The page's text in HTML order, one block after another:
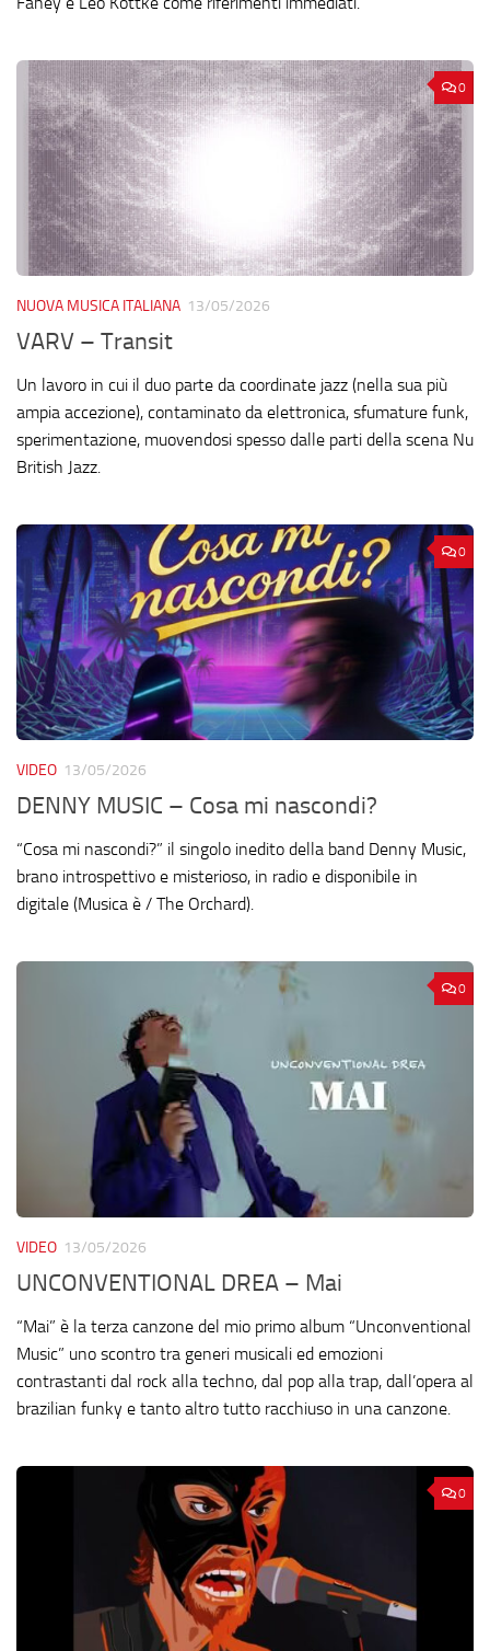
0
NUOVA MUSICA ITALIANA 13/05/2026
VARV – Transit
Un lavoro in cui il duo parte da coordinate jazz (nella sua più
ampia accezione), contaminato da elettronica, sfumature funk,
sperimentazione, muovendosi spesso dalle parti della scena Nu
British Jazz.
0
VIDEO 13/05/2026
DENNY MUSIC – Cosa mi nascondi?
“Cosa mi nascondi?” il singolo inedito della band Denny Music,
brano introspettivo e misterioso, in radio e disponibile in
digitale (Musica è / The Orchard).
0
VIDEO 13/05/2026
UNCONVENTIONAL DREA – Mai
“Mai” è la terza canzone del mio primo album “Unconventional
Music” uno scontro tra generi musicali ed emozioni
contrastanti dal rock alla techno, dal pop alla trap, dall’opera al
brazilian funky e tanto altro tutto racchiuso in una canzone.
0